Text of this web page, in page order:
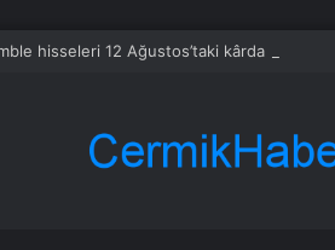
hisseleri 12 Ağustos’taki kârda %6